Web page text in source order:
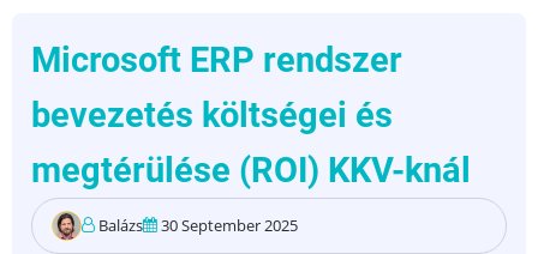
Microsoft ERP rendszer
bevezetés költségei és
megtérülése (ROI) KKV-knál
Balázs 30 September 2025